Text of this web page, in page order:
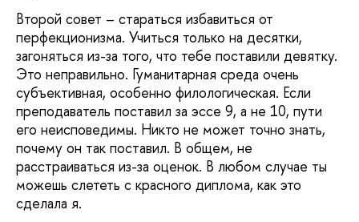
Второй совет – стараться избавиться от
перфекционизма. Учиться только на десятки,
загоняться из-за того, что тебе поставили девятку.
Это неправильно. Гуманитарная среда очень
субъективная, особенно филологическая. Если
преподаватель поставил за эссе 9, а не 10, пути
его неисповедимы. Никто не может точно знать,
почему он так поставил. В общем, не
расстраиваться из-за оценок. В любом случае ты
можешь слететь с красного диплома, как это
сделала я.